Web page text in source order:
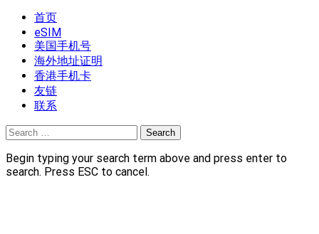
首页
eSIM
美国手机号
海外地址证明
香港手机卡
友链
联系
Search
for:
Begin typing your search term above and press enter to
search. Press ESC to cancel.